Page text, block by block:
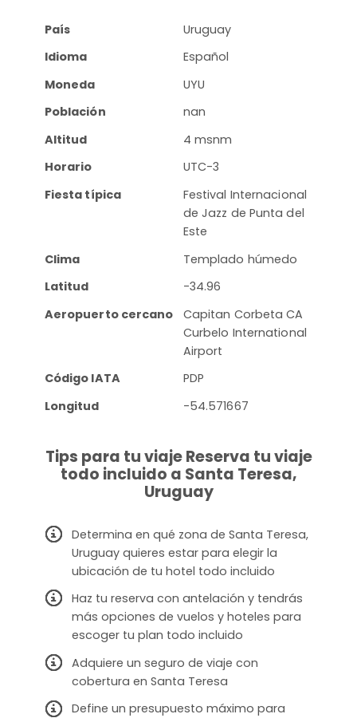
País
Uruguay
Idioma
Español
Moneda
UYU
Población
nan
Altitud
4 msnm
Horario
UTC-3
Fiesta típica
Festival Internacional
de Jazz de Punta del
Este
Clima
Templado húmedo
Latitud
-34.96
Aeropuerto cercano
Capitan Corbeta CA
Curbelo International
Airport
Código IATA
PDP
Longitud
-54.571667
Tips para tu viaje Reserva tu viaje
todo incluido a Santa Teresa,
Uruguay
Determina en qué zona de Santa Teresa,
Uruguay quieres estar para elegir la
ubicación de tu hotel todo incluido
Haz tu reserva con antelación y tendrás
más opciones de vuelos y hoteles para
escoger tu plan todo incluido
Adquiere un seguro de viaje con
cobertura en Santa Teresa
Define un presupuesto máximo para